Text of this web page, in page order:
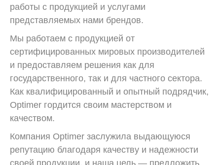
работы с продукцией и услугами
представляемых нами брендов.
Мы работаем с продукцией от
сертифицированных мировых производителей
и предоставляем решения как для
государственного, так и для частного сектора.
Как квалифицированный и опытный подрядчик,
Optimer гордится своим мастерством и
качеством.
Компания Optimer заслужила выдающуюся
репутацию благодаря качеству и надежности